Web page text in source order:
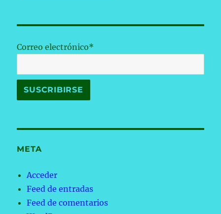
Correo electrónico*
META
Acceder
Feed de entradas
Feed de comentarios